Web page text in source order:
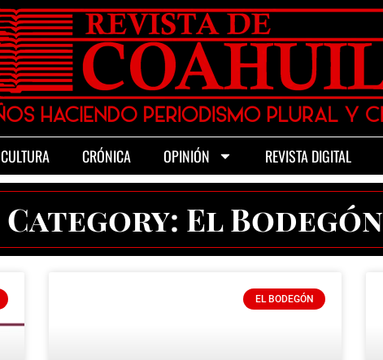
CULTURA CRÓNICA OPINIÓN REVISTA DIGITAL
Category: El Bodegón
EL BODEGÓN